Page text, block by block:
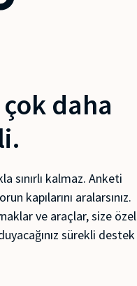
daha
sınırlı kalmaz. Anketi
kapılarını aralarsınız.
ve araçlar, size özel
sürekli destek